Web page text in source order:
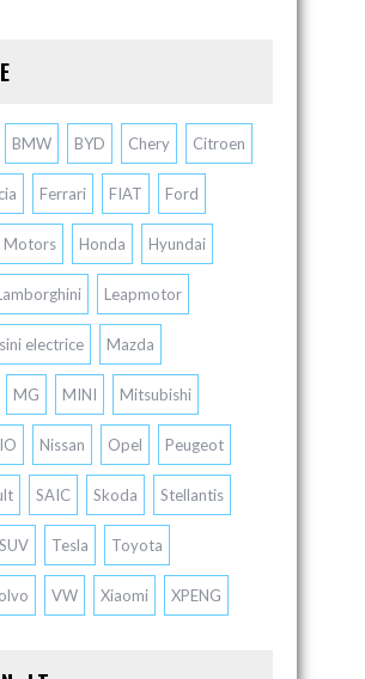
BMW BYD Chery Citroen
Ferrari FIAT Ford
Motors Honda Hyundai
Leapmotor
electrice Mazda
MG MINI Mitsubishi
Nissan Opel Peugeot
SAIC Skoda Stellantis
SUV Tesla Toyota
VW Xiaomi XPENG